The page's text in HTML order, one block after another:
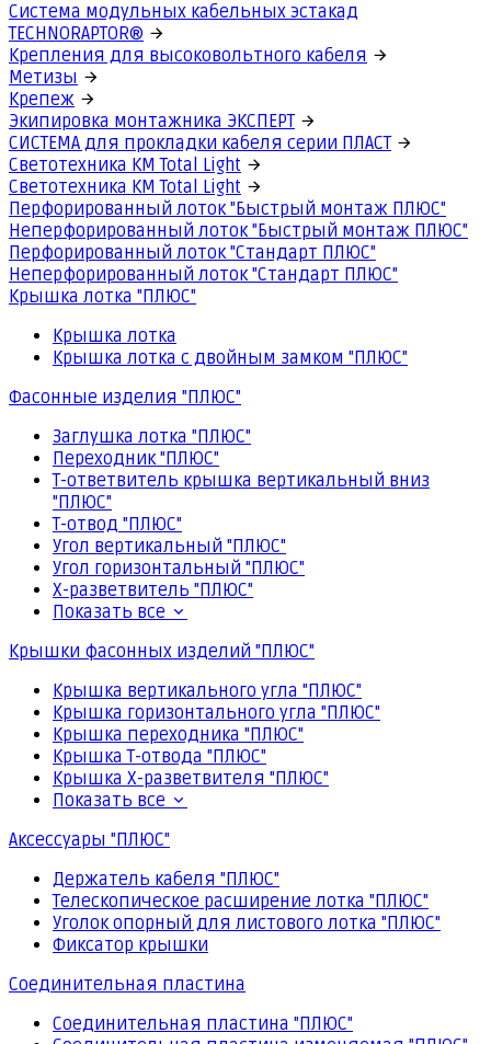
Система модульных кабельных эстакад
TECHNORAPTOR®
Крепления для высоковольтного кабеля
Метизы
Крепеж
Экипировка монтажника ЭКСПЕРТ
СИСТЕМА для прокладки кабеля серии ПЛАСТ
Светотехника КМ Total Light
Светотехника КМ Total Light
Перфорированный лоток "Быстрый монтаж ПЛЮС"
Неперфорированный лоток "Быстрый монтаж ПЛЮС"
Перфорированный лоток "Стандарт ПЛЮС"
Неперфорированный лоток "Стандарт ПЛЮС"
Крышка лотка "ПЛЮС"
Крышка лотка
Крышка лотка с двойным замком "ПЛЮС"
Фасонные изделия "ПЛЮС"
Заглушка лотка "ПЛЮС"
Переходник "ПЛЮС"
Т-ответвитель крышка вертикальный вниз
"ПЛЮС"
Т-отвод "ПЛЮС"
Угол вертикальный "ПЛЮС"
Угол горизонтальный "ПЛЮС"
Х-разветвитель "ПЛЮС"
Показать все
Крышки фасонных изделий "ПЛЮС"
Крышка вертикального угла "ПЛЮС"
Крышка горизонтального угла "ПЛЮС"
Крышка переходника "ПЛЮС"
Крышка Т-отвода "ПЛЮС"
Крышка Х-разветвителя "ПЛЮС"
Показать все
Аксессуары "ПЛЮС"
Держатель кабеля "ПЛЮС"
Телескопическое расширение лотка "ПЛЮС"
Уголок опорный для листового лотка "ПЛЮС"
Фиксатор крышки
Соединительная пластина
Соединительная пластина "ПЛЮС"